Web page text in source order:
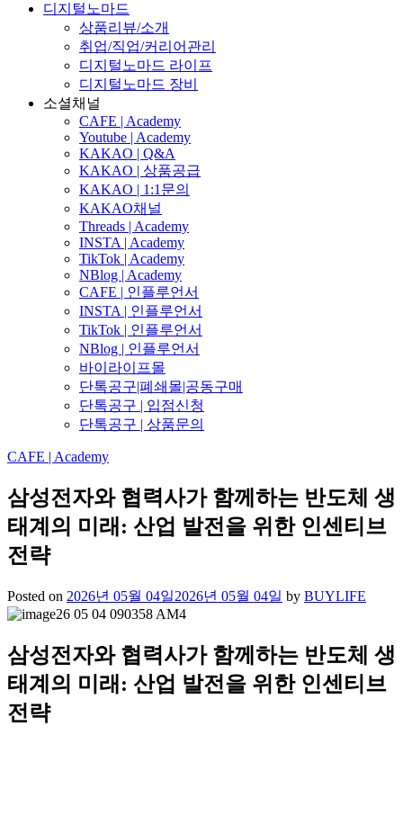
디지털노마드
상품리뷰/소개
취업/직업/커리어관리
디지털노마드 라이프
디지털노마드 장비
소셜채널
CAFE | Academy
Youtube | Academy
KAKAO | Q&A
KAKAO | 상품공급
KAKAO | 1:1문의
KAKAO채널
Threads | Academy
INSTA | Academy
TikTok | Academy
NBlog | Academy
CAFE | 인플루언서
INSTA | 인플루언서
TikTok | 인플루언서
NBlog | 인플루언서
바이라이프몰
단톡공구|폐쇄몰|공동구매
단톡공구 | 입점신청
단톡공구 | 상품문의
CAFE | Academy
삼성전자와 협력사가 함께하는 반도체 생
태계의 미래: 산업 발전을 위한 인센티브
전략
Posted on 2026년 05월 04일2026년 05월 04일 by BUYLIFE
삼성전자와 협력사가 함께하는 반도체 생
태계의 미래: 산업 발전을 위한 인센티브
전략